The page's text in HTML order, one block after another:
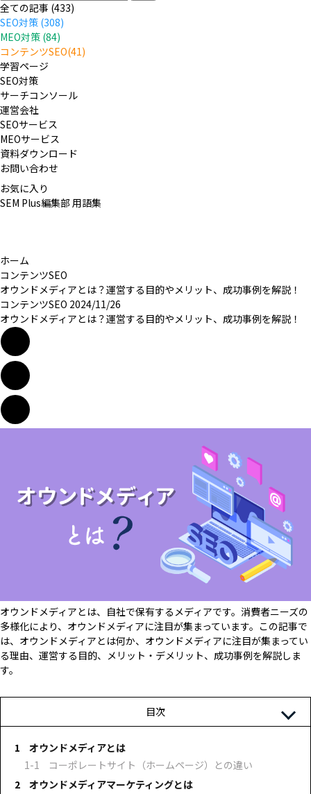
全ての記事 (433)
SEO対策 (308)
MEO対策 (84)
コンテンツSEO(41)
学習ページ
SEO対策
サーチコンソール
運営会社
SEOサービス
MEOサービス
資料ダウンロード
お問い合わせ
お気に入り
SEM Plus編集部 用語集
ホーム
コンテンツSEO
オウンドメディアとは？運営する目的やメリット、成功事例を解説！
コンテンツSEO 2024/11/26
オウンドメディアとは？運営する目的やメリット、成功事例を解説！
オウンドメディアとは、自社で保有するメディアです。消費者ニーズの
多様化により、オウンドメディアに注目が集まっています。この記事で
は、オウンドメディアとは何か、オウンドメディアに注目が集まってい
る理由、運営する目的、メリット・デメリット、成功事例を解説しま
す。
目次
オウンドメディアとは
コーポレートサイト（ホームページ）との違い
オウンドメディアマーケティングとは